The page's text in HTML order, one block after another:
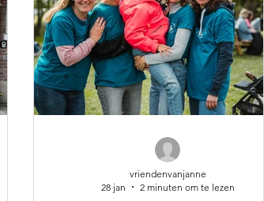
vriendenvanjanne
28 jan
2 minuten om te lezen